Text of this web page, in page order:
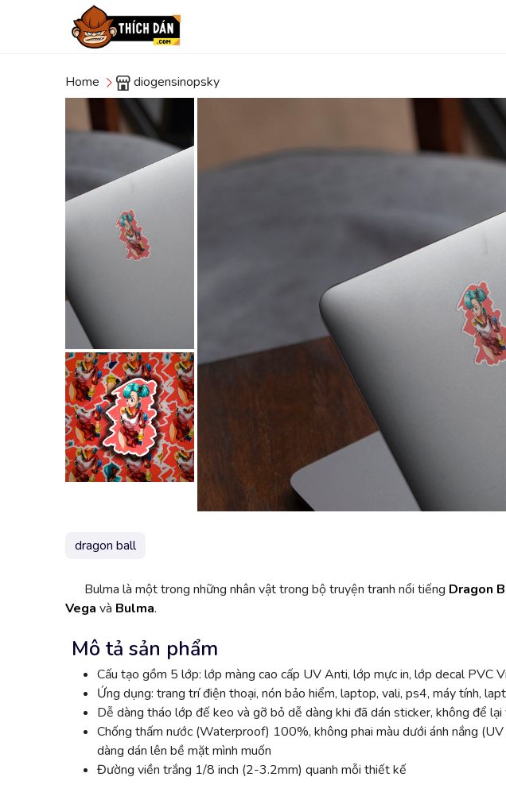
Home diogensinopsky
dragon ball
Bulma là một trong những nhân vật trong bộ truyện tranh nổi tiếng Dragon
Vega và Bulma.
Mô tả sản phẩm
Cấu tạo gồm 5 lớp: lớp màng cao cấp UV Anti, lớp mực in, lớp decal PVC
Ứng dụng: trang trí điện thoại, nón bảo hiểm, laptop, vali, ps4, máy tính,
Dễ dàng tháo lớp đế keo và gỡ bỏ dễ dàng khi đã dán sticker, không để
Chống thấm nước (Waterproof) 100%, không phai màu dưới ánh nắng
dàng dán lên bề mặt mình muốn
Đường viền trắng 1/8 inch (2-3.2mm) quanh mỗi thiết kế